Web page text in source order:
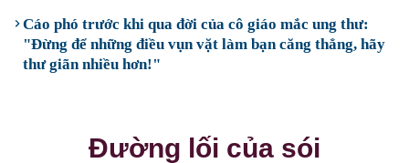
Cáo phó trước khi qua đời của cô giáo mắc ung thư:
"Đừng để những điều vụn vặt làm bạn căng thẳng, hãy
thư giãn nhiều hơn!"
Đường lối của sói